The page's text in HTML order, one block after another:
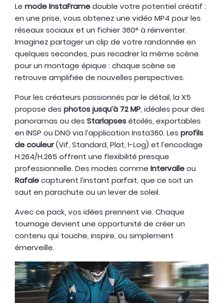
Le mode InstaFramedouble votre potentiel créatif :
en une prise, vous obtenez une vidéo MP4 pour les
réseaux sociaux et un fichier 360° à réinventer.
Imaginez partager un clip de votre randonnée en
quelques secondes, puis recadrer la même scène
pour un montage épique : chaque scène se
retrouve amplifiée de nouvelles perspectives.
Pour les créateurs passionnés par le détail, la X5
propose des photos jusqu’à 72 MP, idéales pour des
panoramas ou des Starlapsesétoilés, exportables
en INSP ou DNG via l’application Insta360. Les profils
de couleur(Vif, Standard, Plat, I-Log) et l’encodage
H.264/H.265 offrent une flexibilité presque
professionnelle. Des modes comme Intervalleou
Rafalecapturent l’instant parfait, que ce soit un
saut en parachute ou un lever de soleil.
Avec ce pack, vos idées prennent vie. Chaque
tournage devient une opportunité de créer un
contenu qui touche, inspire, ou simplement
émerveille.